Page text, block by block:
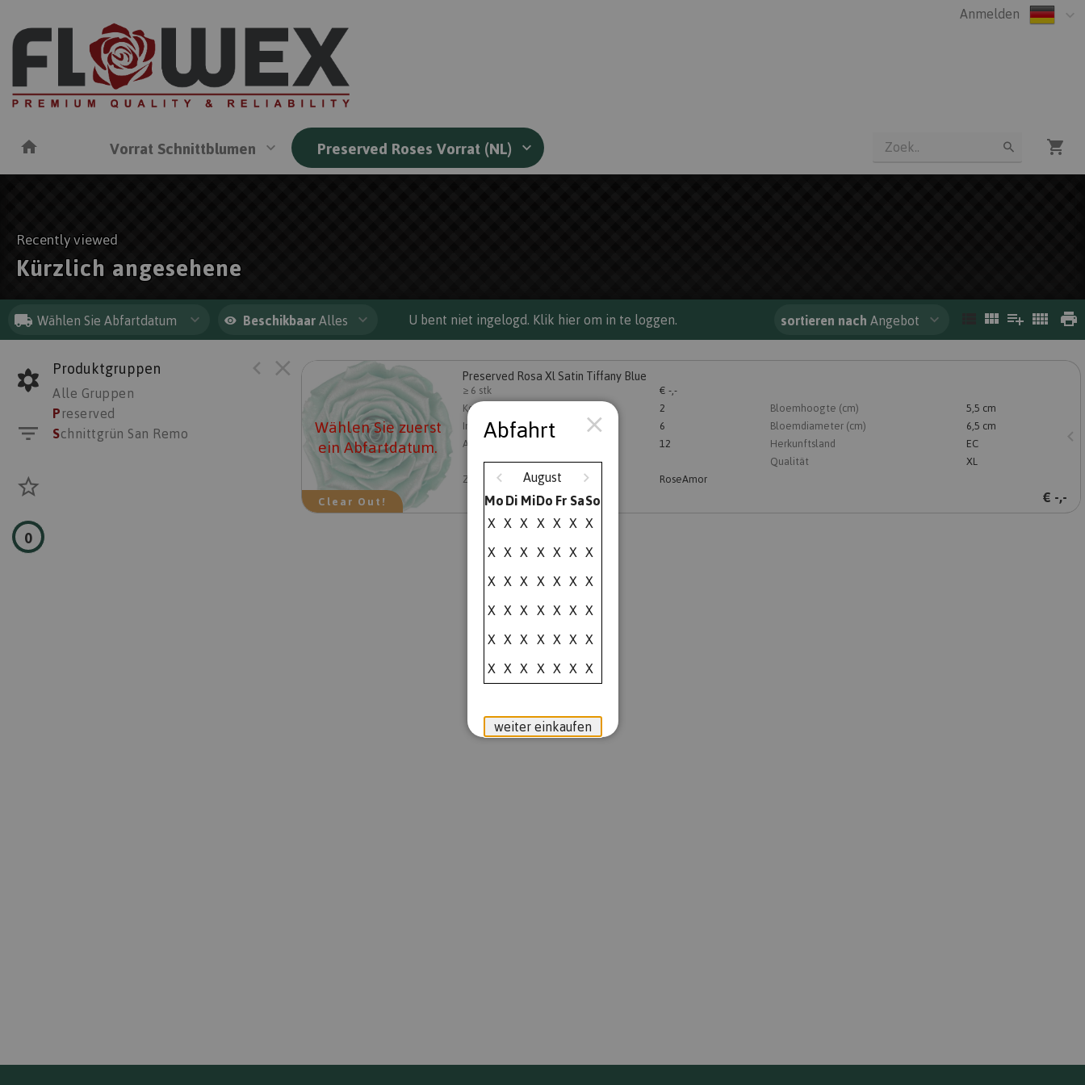
Anmelden
Vorrat Schnittblumen Preserved Roses Vorrat (NL)
Recently viewed
Kürzlich angesehene
Wählen Sie Abfartdatum Beschikbaar Alles U bent niet ingelogd. Klik hier om in te loggen. sortieren nach Angebot
0
Produktgruppen
Alle Gruppen
P reserved
Schnittgrün San Remo
Wählen Sie zuerst
ein Abfartdatum.
Clear Out!
Preserved Rosa Xl Satin Tiffany Blue
≥ 6 stk
€ -,-
Kolli
2 Bloemhoogte (cm)
5,5 cm
Inhalt
6 Bloemdiameter (cm)
6,5 cm
Anzahl
12 Herkunftsland
EC
Qualität
XL
Züchter
RoseAmor
€ -,-
Preserved Rosa Xl Satin Tiffany Blue
Wählen Sie zuerst ein Abfartdatum.
Abfahrt
August
Mo Di MiDo Fr SaSo
X X X X X X X
X X X X X X X
X X X X X X X
X X X X X X X
X X X X X X X
X X X X X X X
weiter einkaufen